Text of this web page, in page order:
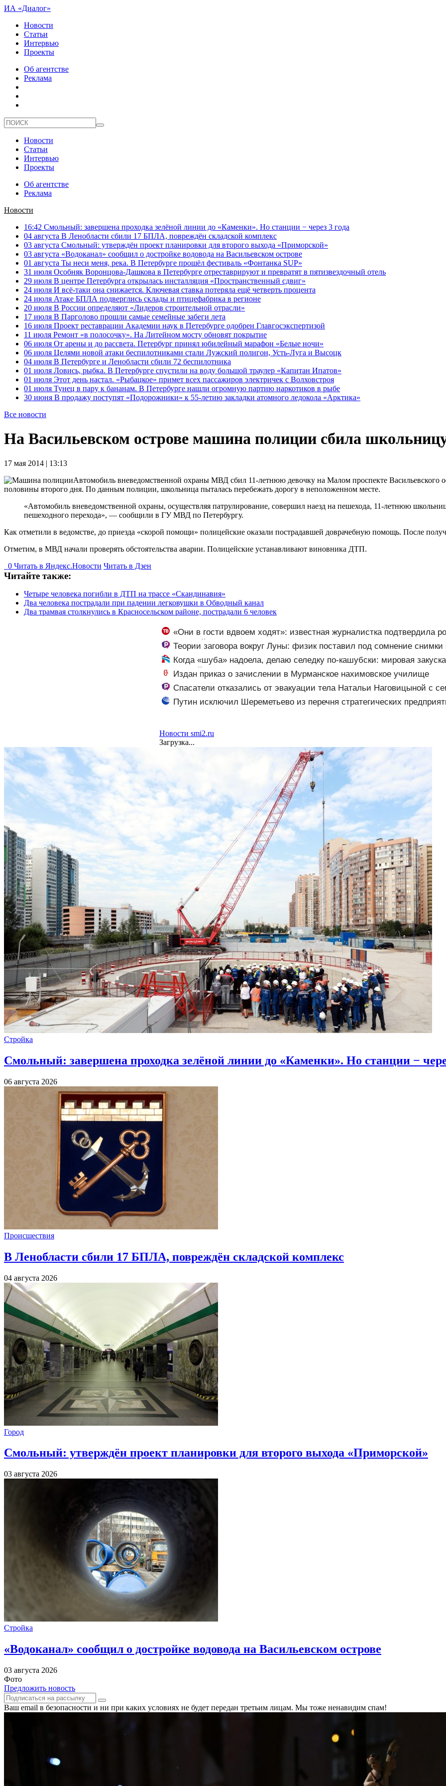
ИА «Диалог»
Новости
Статьи
Интервью
Проекты
Об агентстве
Реклама
Новости
Статьи
Интервью
Проекты
Об агентстве
Реклама
Новости
16:42 Смольный: завершена проходка зелёной линии до «Каменки». Но станции − через 3 года
04 августа В Ленобласти сбили 17 БПЛА, повреждён складской комплекс
03 августа Смольный: утверждён проект планировки для второго выхода «Приморской»
03 августа «Водоканал» сообщил о достройке водовода на Васильевском острове
01 августа Ты неси меня, река. В Петербурге прошёл фестиваль «Фонтанка SUP»
31 июля Особняк Воронцова-Дашкова в Петербурге отреставрируют и превратят в пятизвездочный отель
29 июля В центре Петербурга открылась инсталляция «Пространственный сдвиг»
24 июля И всё-таки она снижается. Ключевая ставка потеряла ещё четверть процента
24 июля Атаке БПЛА подверглись склады и птицефабрика в регионе
20 июля В России определяют «Лидеров строительной отрасли»
17 июля В Парголово прошли самые семейные забеги лета
16 июля Проект реставрации Академии наук в Петербурге одобрен Главгосэкспертизой
11 июля Ремонт «в полосочку». На Литейном мосту обновят покрытие
06 июля От арены и до рассвета. Петербург принял юбилейный марафон «Белые ночи»
06 июля Целями новой атаки беспилотниками стали Лужский полигон, Усть-Луга и Высоцк
04 июля В Петербурге и Ленобласти сбили 72 беспилотника
01 июля Ловись, рыбка. В Петербурге спустили на воду большой траулер «Капитан Ипатов»
01 июля Этот день настал. «Рыбацкое» примет всех пассажиров электричек с Волховстроя
01 июля Тунец в пару к бананам. В Петербурге нашли огромную партию наркотиков в рыбе
30 июня В продажу поступят «Подорожники» к 55-летию закладки атомного ледокола «Арктика»
Все новости
На Васильевском острове машина полиции сбила
17 мая 2014 | 13:13
Автомобиль вневедомственной охраны МВД сбил 11-летнюю девочку на Малом проспекте Васильевского
половины второго дня. По данным полиции, школьница пыталась перебежать дорогу в неположенном месте.
«Автомобиль вневедомственной охраны, осуществляя патрулирование, совершил наезд на пешехода, 11-летнюю
пешеходного перехода», — сообщили в ГУ МВД по Петербургу.
Как отметили в ведомстве, до приезда «скорой помощи» полицейские оказали пострадавшей доврачебную помощь. После
Отметим, в МВД начали проверять обстоятельства аварии. Полицейские устанавливают виновника ДТП.
0 Читать в Яндекс.Новости Читать в Дзен
Читайте также:
Четыре человека погибли в ДТП на трассе «Скандинавия»
Два человека пострадали при падении легковушки в Обводный канал
Два трамвая столкнулись в Красносельском районе, пострадали 6 человек
«Они в гости вдвоем ходят»: известная журналистка подтвердила
и Исаковой
Теории заговора вокруг Луны: физик поставил под сомнение снимки
Когда «шуба» надоела, делаю селедку по-кашубски: мировая
картошкой и лучком
Издан приказ о зачислении в Мурманское нахимовское училище
Спасатели отказались от эвакуации тела Натальи Наговицыной с
Путин исключил Шереметьево из перечня стратегических
Новости smi2.ru
Загрузка...
Стройка
Смольный: завершена проходка зелёной линии до «Каменки». Но станции −
06 августа 2026
Происшествия
В Ленобласти сбили 17 БПЛА, повреждён складской комплекс
04 августа 2026
Город
Смольный: утверждён проект планировки для второго выхода «Приморской»
03 августа 2026
Стройка
«Водоканал» сообщил о достройке водовода на Васильевском острове
03 августа 2026
Фото
Предложить новость
Ваш email в безопасности и ни при каких условиях не будет передан третьим лицам. Мы тоже ненавидим спам!